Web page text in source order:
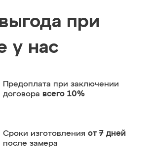
при
у нас
Предоплата при заключении
договора всего 10%
Сроки изготовления от 7 дней
после замера